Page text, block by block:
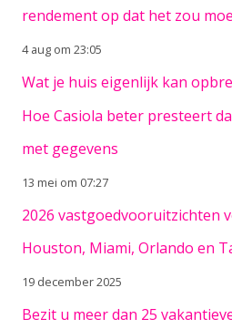
rendement op dat het zou
4 aug om 23:05
Wat je huis eigenlijk kan
Hoe Casiola beter presteert
met gegevens
13 mei om 07:27
2026 vastgoedvooruitzichten
Houston, Miami, Orlando en
19 december 2025
Bezit u meer dan 25